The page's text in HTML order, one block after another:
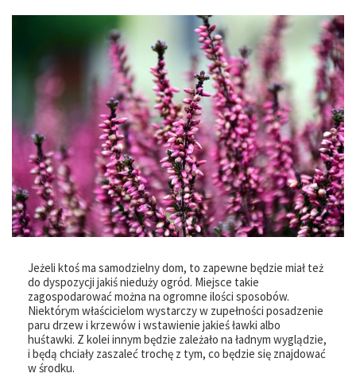
Jeżeli ktoś ma samodzielny dom, to zapewne będzie miał też
do dyspozycji jakiś nieduży ogród. Miejsce takie
zagospodarować można na ogromne ilości sposobów.
Niektórym właścicielom wystarczy w zupełności posadzenie
paru drzew i krzewów i wstawienie jakieś ławki albo
huśtawki. Z kolei innym będzie zależało na ładnym wyglądzie,
i będą chciały zaszaleć trochę z tym, co będzie się znajdować
w środku.